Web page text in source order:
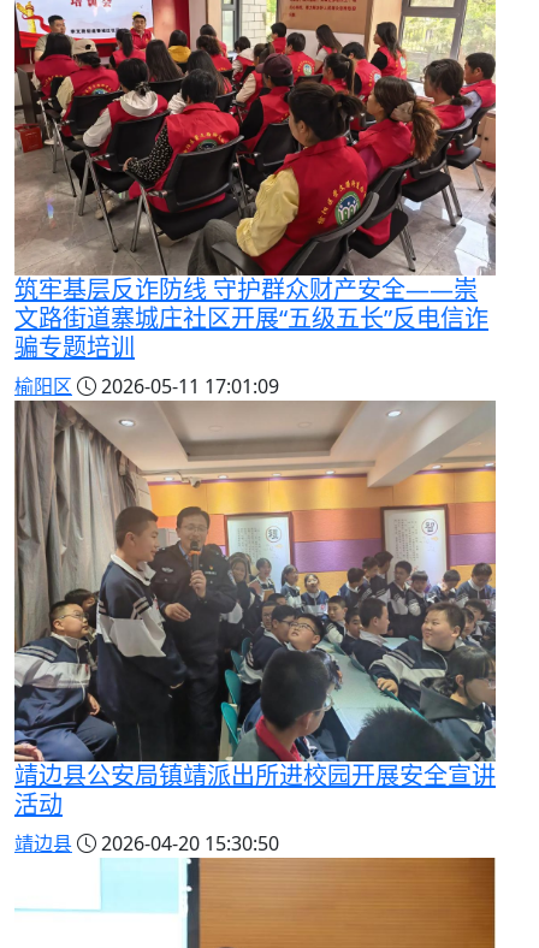
筑牢基层反诈防线 守护群众财产安全——崇
文路街道寨城庄社区开展“五级五长”反电信诈
骗专题培训
榆阳区 2026-05-11 17:01:09
靖边县公安局镇靖派出所进校园开展安全宣讲
活动
靖边县 2026-04-20 15:30:50